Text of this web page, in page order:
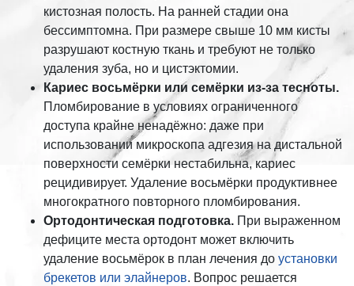
кистозная полость. На ранней стадии она
бессимптомна. При размере свыше 10 мм кисты
разрушают костную ткань и требуют не только
удаления зуба, но и цистэктомии.
Кариес восьмёрки или семёрки из-за тесноты.
Пломбирование в условиях ограниченного
доступа крайне ненадёжно: даже при
использовании микроскопа адгезия на дистальной
поверхности семёрки нестабильна, кариес
рецидивирует. Удаление восьмёрки продуктивнее
многократного повторного пломбирования.
Ортодонтическая подготовка. При выраженном
дефиците места ортодонт может включить
удаление восьмёрок в план лечения до установки
брекетов или элайнеров. Вопрос решается